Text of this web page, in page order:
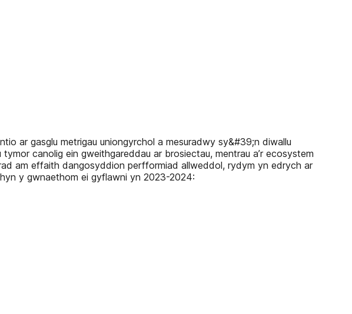
ar gasglu metrigau uniongyrchol a mesuradwy sy&#39;n diwallu
canolig ein gweithgareddau ar brosiectau, mentrau a’r ecosystem
am effaith dangosyddion perfformiad allweddol, rydym yn edrych ar
y gwnaethom ei gyflawni yn 2023-2024: